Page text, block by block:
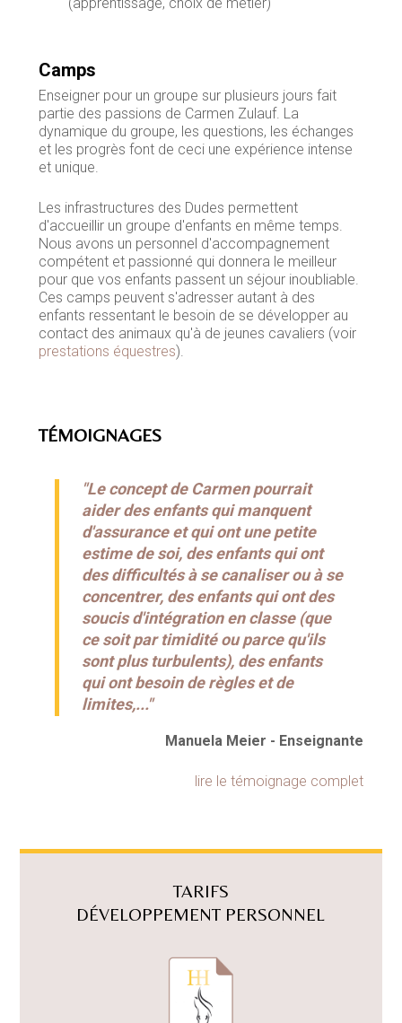
Camps
Enseigner pour un groupe sur plusieurs jours fait
partie des passions de Carmen Zulauf. La
dynamique du groupe, les questions, les échanges
et les progrès font de ceci une expérience intense
et unique.
Les infrastructures des Dudes permettent
d'accueillir un groupe d'enfants en même temps.
Nous avons un personnel d'accompagnement
compétent et passionné qui donnera le meilleur
pour que vos enfants passent un séjour inoubliable.
Ces camps peuvent s'adresser autant à des
enfants ressentant le besoin de se développer au
contact des animaux qu'à de jeunes cavaliers (voir
prestations équestres).
TÉMOIGNAGES
"Le concept de Carmen pourrait
aider des enfants qui manquent
d'assurance et qui ont une petite
estime de soi, des enfants qui ont
des difficultés à se canaliser ou à se
concentrer, des enfants qui ont des
soucis d'intégration en classe (que
ce soit par timidité ou parce qu'ils
sont plus turbulents), des enfants
qui ont besoin de règles et de
limites,..."
Manuela Meier - Enseignante
lire le témoignage complet
TARIFS
DÉVELOPPEMENT PERSONNEL